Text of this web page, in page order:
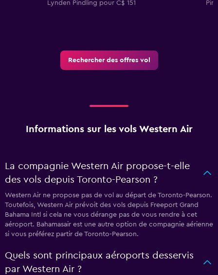
Lynden Pindling pour C$ 151
Rechercher des offres vol
Informations sur les vols Western Air
La compagnie Western Air propose-t-elle
des vols depuis Toronto-Pearson ?
Western Air ne propose pas de vol au départ de Toronto-Pearson.
Toutefois, Western Air prévoit des vols depuis Freeport Grand
Bahama Intl si cela ne vous dérange pas de vous rendre à cet
aéroport. Bahamasair est une autre option de compagnie aérienne
si vous préférez partir de Toronto-Pearson.
Quels sont principaux aéroports desservis
par Western Air ?